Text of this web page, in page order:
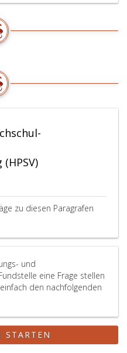
zu diesen Paragrafen
und
eine Frage stellen
den nachfolgenden
STARTEN